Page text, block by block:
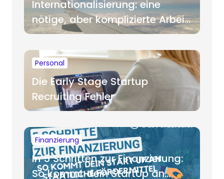
Internationalisierung: eine
nötige, aber komplizierte Arbeit
für Startups
Personal
Die Early Stage Startup
Recruiting Fehler
Finanzierung
In 5 Schritten zur Finanzierung:
So kommt dein StartUp an